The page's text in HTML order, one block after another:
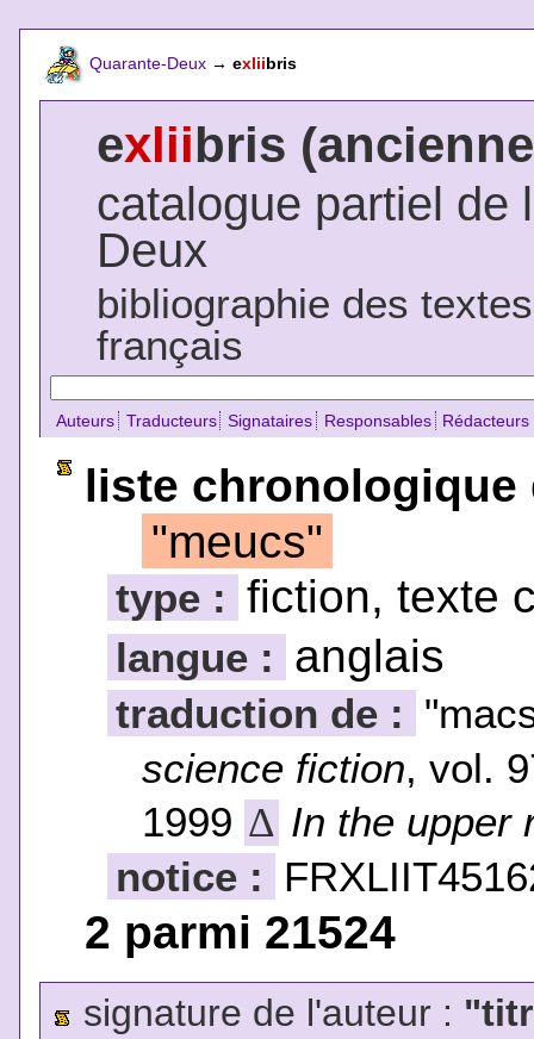
Quarante-Deux → exliibris
exliibris
catalogue partiel de
Deux
bibliographie des
français
Auteurs Traducteurs Signataires Responsables Rédacteurs
liste chronologique
"meucs"
type : fiction, texte
langue : anglais
traduction de :
science fiction, vol.
1999 Δ In the upper
notice :
2 parmi 21524
signature de l'auteur :